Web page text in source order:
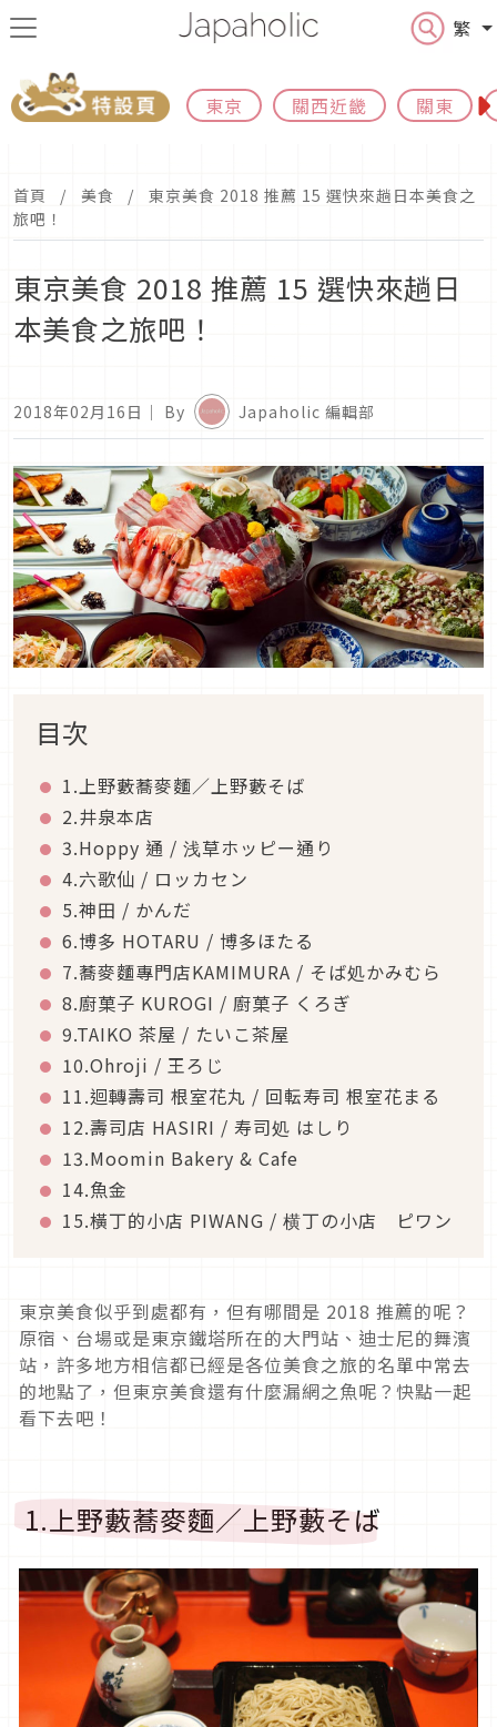
繁
東京 關西近畿 關東
首頁 美食
東京美食 2018 推薦 15 選快來趟日本美食之
旅吧！
東京美食 2018 推薦 15 選快來趟日
本美食之旅吧！
2018年02月16日 ｜ By Japaholic 編輯部
目次
1.上野藪蕎麥麵／上野藪そば
2.井泉本店
3.Hoppy 通 / 浅草ホッピー通り
4.六歌仙 / ロッカセン
5.神田 / かんだ
6.博多 HOTARU / 博多ほたる
7.蕎麥麵專門店KAMIMURA / そば処かみむら
8.廚菓子 KUROGI / 廚菓子 くろぎ
9.TAIKO 茶屋 / たいこ茶屋
10.Ohroji / 王ろじ
11.迴轉壽司 根室花丸 / 回転寿司 根室花まる
12.壽司店 HASIRI / 寿司処 はしり
13.Moomin Bakery & Cafe
14.魚金
15.橫丁的小店 PIWANG / 横丁の小店 ピワン
東京美食似乎到處都有，但有哪間是 2018 推薦的呢？
原宿、台場或是東京鐵塔所在的大門站、迪士尼的舞濱
站，許多地方相信都已經是各位美食之旅的名單中常去
的地點了，但東京美食還有什麼漏網之魚呢？快點一起
看下去吧！
1.上野藪蕎麥麵／上野藪そば